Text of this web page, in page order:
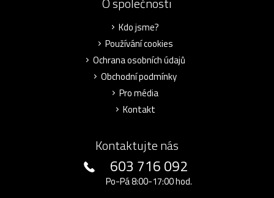
Kdo jsme?
Používání cookies
Ochrana osobních údajů
Obchodní podmínky
Pro média
Kontakt
Kontaktujte nás
603 716 092
Po-Pá 8:00-17:00 hod.